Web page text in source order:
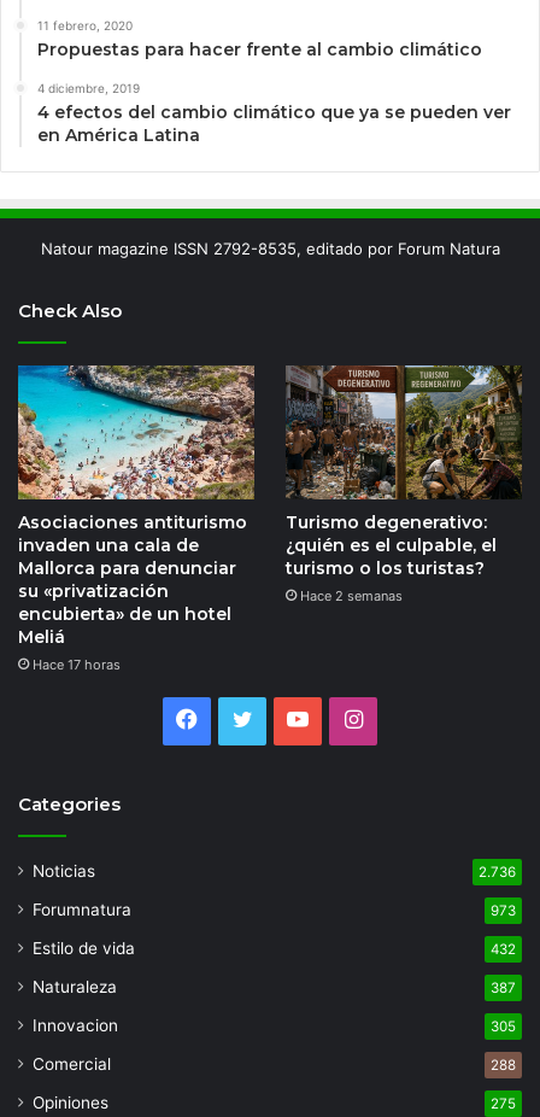
11 febrero, 2020
Propuestas para hacer frente al cambio climático
4 diciembre, 2019
4 efectos del cambio climático que ya se pueden ver
en América Latina
Natour magazine ISSN 2792-8535, editado por Forum Natura
Check Also
Asociaciones antiturismo
invaden una cala de
Mallorca para denunciar
su «privatización
encubierta» de un hotel
Meliá
Hace 17 horas
Turismo degenerativo:
¿quién es el culpable, el
turismo o los turistas?
Hace 2 semanas
Facebook
TwitterYouTubeInstagram
Categories
Noticias 2.736
Forumnatura 973
Estilo de vida 432
Naturaleza 387
Innovacion 305
Comercial 288
Opiniones 275